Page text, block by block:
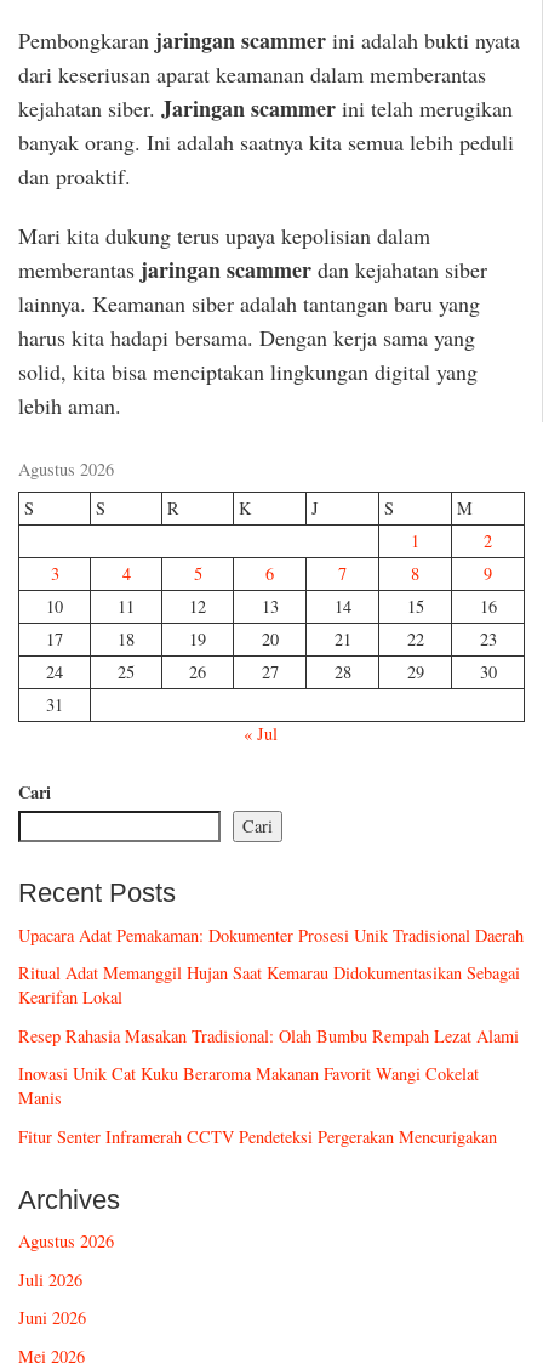
Pembongkaran jaringan scammer ini adalah bukti nyata
dari keseriusan aparat keamanan dalam memberantas
kejahatan siber. Jaringan scammer ini telah merugikan
banyak orang. Ini adalah saatnya kita semua lebih peduli
dan proaktif.
Mari kita dukung terus upaya kepolisian dalam
memberantas jaringan scammer dan kejahatan siber
lainnya. Keamanan siber adalah tantangan baru yang
harus kita hadapi bersama. Dengan kerja sama yang
solid, kita bisa menciptakan lingkungan digital yang
lebih aman.
Agustus 2026
S
S R K J S
M
1
2
3
4 5 6 7 8
9
10
11 12 13 14 15
16
17
18 19 20 21 22
23
24
25 26 27 28 29
30
31
« Jul
Cari
Cari
Recent Posts
Upacara Adat Pemakaman: Dokumenter Prosesi Unik Tradisional Daerah
Ritual Adat Memanggil Hujan Saat Kemarau Didokumentasikan Sebagai
Kearifan Lokal
Resep Rahasia Masakan Tradisional: Olah Bumbu Rempah Lezat Alami
Inovasi Unik Cat Kuku Beraroma Makanan Favorit Wangi Cokelat
Manis
Fitur Senter Inframerah CCTV Pendeteksi Pergerakan Mencurigakan
Archives
Agustus 2026
Juli 2026
Juni 2026
Mei 2026